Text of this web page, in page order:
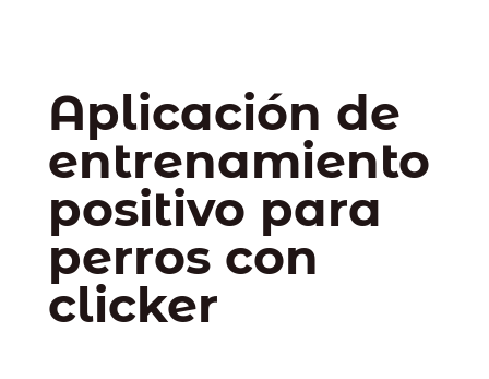
Aplicación de
entrenamiento
positivo para
perros con
clicker